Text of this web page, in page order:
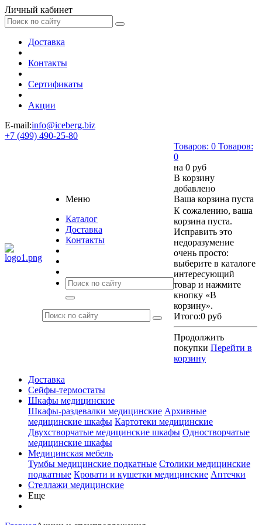
Личный кабинет
Доставка
Контакты
Сертификаты
Акции
E-mail:info@iceberg.biz
+7 (499) 490-25-80
Меню
Каталог
Доставка
Контакты
Товаров: 0 Товаров:
0
на 0 руб
В корзину
добавлено
Ваша корзина пуста
К сожалению, ваша
корзина пуста.
Исправить это
недоразумение
очень просто:
выберите в каталоге
интересующий
товар и нажмите
кнопку «В
корзину».
Итого:0 руб
Продолжить
покупки Перейти в
корзину
Доставка
Сейфы-термостаты
Шкафы медицинские
Шкафы-раздевалки медицинские Архивные
медицинские шкафы Картотеки медицинские
Двухстворчатые медицинские шкафы Одностворчатые
медицинские шкафы
Медицинская мебель
Тумбы медицинские подкатные Столики медицинские
подкатные Кровати и кушетки медицинские Аптечки
Стеллажи медицинские
Еще